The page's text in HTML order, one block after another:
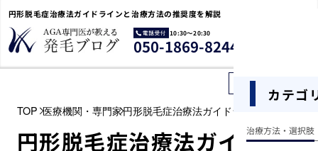
円形脱毛症治療法ガイドラインと治療方法の推奨度を解説
電
話
受
10:30〜20:30
050-1869-8244
カテゴ
治療方法・選択肢
記事を探す
TOP 医療機関・専門家円形脱毛症治療法ガイドラインと治療方法
円形脱毛症治療法ガイドラ